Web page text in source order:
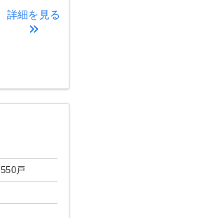
詳細を見る
550戸